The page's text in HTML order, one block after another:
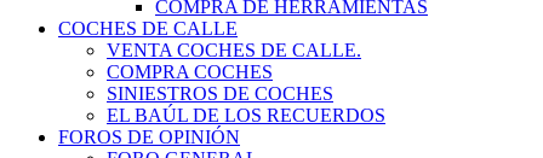
COMPRA DE HERRAMIENTAS
COCHES DE CALLE
VENTA COCHES DE CALLE.
COMPRA COCHES
SINIESTROS DE COCHES
EL BAÚL DE LOS RECUERDOS
FOROS DE OPINIÓN